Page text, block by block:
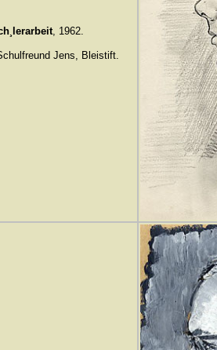
, 1962.
Jens, Bleistift.